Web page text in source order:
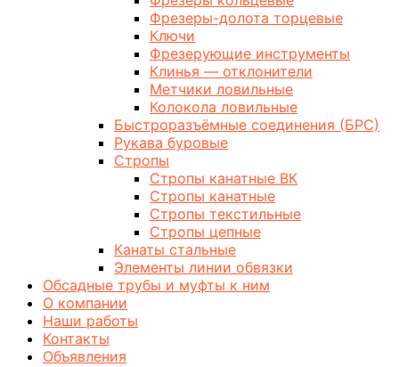
Фрезеры-долота торцевые
Ключи
Фрезерующие инструменты
Клинья — отклонители
Метчики ловильные
Колокола ловильные
Быстроразъёмные соединения (БРС)
Рукава буровые
Стропы
Стропы канатные ВК
Стропы канатные
Стропы текстильные
Стропы цепные
Канаты стальные
Элементы линии обвязки
Обсадные трубы и муфты к ним
О компании
Наши работы
Контакты
Объявления